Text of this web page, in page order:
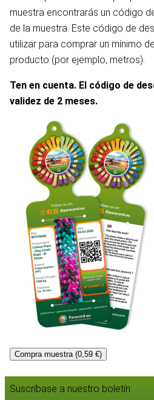
muestra encontrarás un código
de la muestra. Este código de
utilizar para comprar un mínimo
producto (por ejemplo, metros).
Ten en cuenta. El código de
validez de 2 meses.
Compra muestra (0,59 €)
Suscríbase a nuestro boletín: